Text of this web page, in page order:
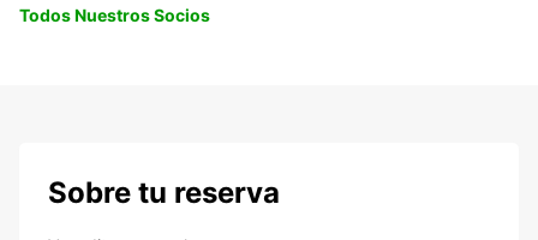
Todos Nuestros Socios
Sobre tu reserva